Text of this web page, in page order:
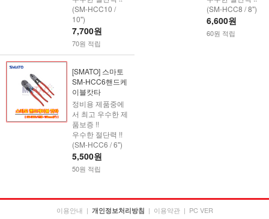
(SM-HCC10 /
10")
7,700원
70원 적립
(SM-HCC8 / 8")
6,600원
60원 적립
[SMATO] 스마토
SM-HCC6핸드케
이블캇타
정비용 제품중에
서 최고 우수한 제
품보증 !!
우수한 절단력 !!
(SM-HCC6 / 6")
5,500원
50원 적립
이용안내 | 개인정보처리방침 | 이용약관 | PC VER